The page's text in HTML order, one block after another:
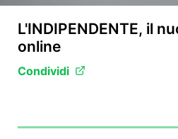
L'INDIPENDENTE, il
online
Condividi